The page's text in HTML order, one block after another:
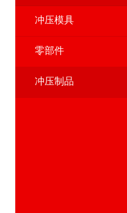
冲压模具
零部件
冲压制品